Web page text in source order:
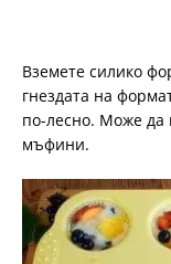
Вземете силико
гнездата на
по-лесно. Може да
мъфини.